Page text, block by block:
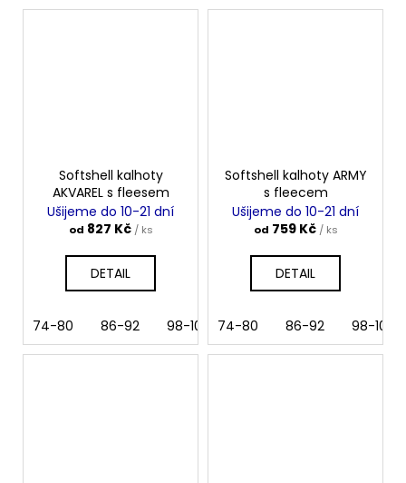
Softshell kalhoty
AKVAREL s fleesem
Ušijeme do 10-21 dní
od 827 Kč / ks
DETAIL
74-80 86-92 98-104 110 116 122 128
Softshell kalhoty ARMY
s fleecem
Ušijeme do 10-21 dní
od 759 Kč / ks
DETAIL
74-80 86-92 98-104